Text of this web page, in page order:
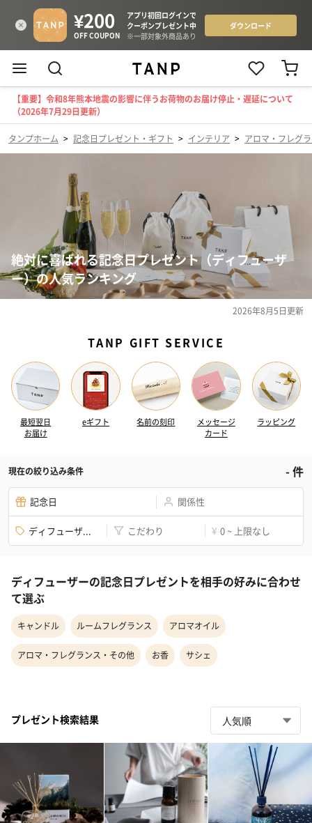
【重要】令和8年熊本地震の影響に伴うお荷物のお届け停止・遅延について
（2026年7月29日更新）
タンプホーム > 記念日プレゼント・ギフト > インテリア > アロマ・フレグ
絶対に喜ばれる記念日プレゼント（ディフューザ
ー）の人気ランキング
2026年8月5日更新
TANP GIFT SERVICE
最短翌日
お届け
eギフト 名前の刻印
メッセージ
カード
ラッピング
現在の絞り込み条件 -件
記念日 関係性
ディフューザ... こだわり ¥ 0 ~ 上限なし
ディフューザーの記念日プレゼントを相手の好みに合わせ
て選ぶ
キャンドル ルームフレグランス アロマオイル
アロマ・フレグランス・その他 お香 サシェ
プレゼント検索結果